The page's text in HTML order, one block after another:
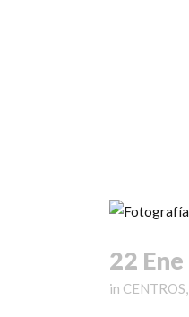
22 Ene
in CENTROS,